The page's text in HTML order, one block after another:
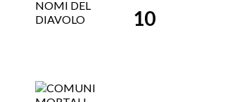
10